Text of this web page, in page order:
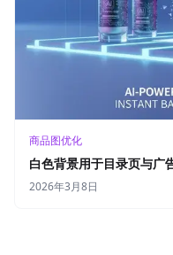
商品图优化
白色背景用于目录页与广
2026年3月8日